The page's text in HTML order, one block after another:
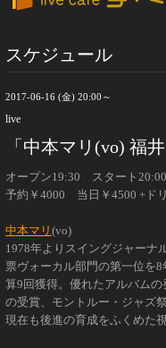
スケジュール
2017-06-16 (金) 20:00～
live
「中本マリ(vo) 福
オープン19:30 スタート20:00
予約￥4000 当日￥4500 +ド
中本マリ (vo)
1978年よりスイングジャーナ
票ヴォーカル部門の第一位を
算9回獲得。優れたアルバム
の受賞、モントルー・ジャズ
現在も後進の育成をふくめた